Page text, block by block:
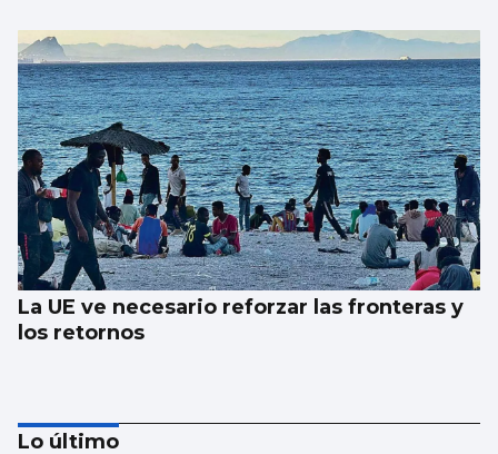
La UE ve necesario reforzar las fronteras y
los retornos
Lo último